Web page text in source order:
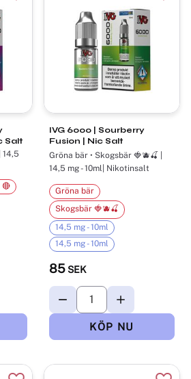
Salt
🔴
IVG 6000 | Sourberry
Fusion | Nic Salt
Gröna bär • Skogsbär 🍓🫐🍒 |
14,5 mg - 10ml| Nikotinsalt
85 SEK
Gröna bär
Skogsbär 🍓🫐🍒
14,5 mg - 10ml
14,5 mg - 10ml